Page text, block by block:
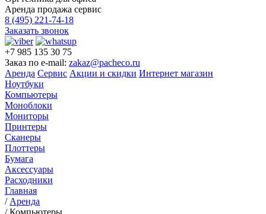
Аренда продажа сервис
8 (495) 221-74-18
Заказать звонок
+7 985 135 30 75
Заказ по e-mail: zakaz@pacheco.ru
Аренда Сервис Акции и скидки Интернет магазин
Ноутбуки
Компьютеры
Моноблоки
Мониторы
Принтеры
Сканеры
Плоттеры
Бумага
Аксессуары
Расходники
Главная
/ Аренда
/Компьютеры